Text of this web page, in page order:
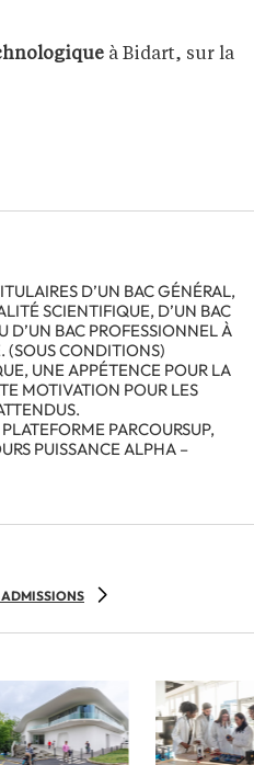
à Bidart, sur la
D’UN BAC GÉNÉRAL,
SCIENTIFIQUE, D’UN BAC
BAC PROFESSIONNEL À
(SOUS CONDITIONS)
UNE APPÉTENCE POUR LA
MOTIVATION POUR LES
PARCOURSUP,
PUISSANCE ALPHA –
ADMISSIONS